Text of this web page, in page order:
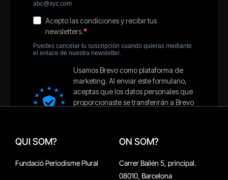
QUI SOM?
Fundació Periodisme Plural
ON SOM?
Carrer Bailén 5, principal.
08010, Barcelona